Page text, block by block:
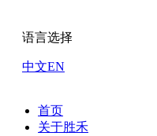
语言选择
中文EN
首页
关于胜禾